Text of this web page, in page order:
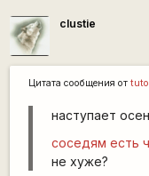
clustie
Цитата сообщения от
наступает
соседям есть
не хуже?